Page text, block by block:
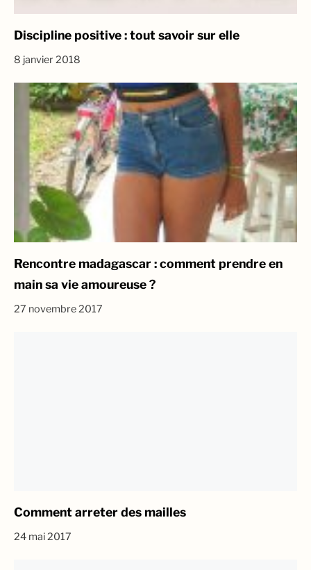
Discipline positive : tout savoir sur elle
8 janvier 2018
Rencontre madagascar : comment prendre en
main sa vie amoureuse ?
27 novembre 2017
Comment arreter des mailles
24 mai 2017